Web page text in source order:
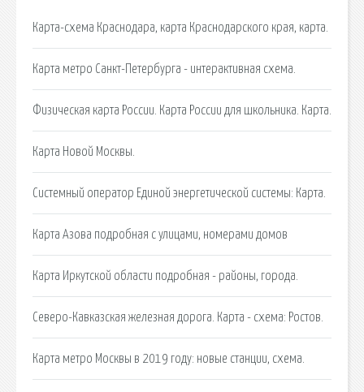
Карта-схема Краснодара, карта Краснодарского края, карта.
Карта метро Санкт-Петербурга - интерактивная схема.
Физическая карта России. Карта России для школьника. Карта.
Карта Новой Москвы.
Системный оператор Единой энергетической системы: Карта.
Карта Азова подробная с улицами, номерами домов
Карта Иркутской области подробная - районы, города.
Северо-Кавказская железная дорога. Карта - cхема: Ростов.
Карта метро Москвы в 2019 году: новые станции, схема.